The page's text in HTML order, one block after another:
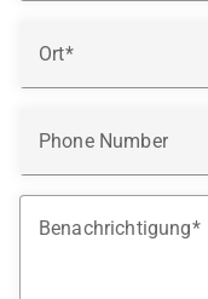
Ort
Phone Number
Benachrichtigung